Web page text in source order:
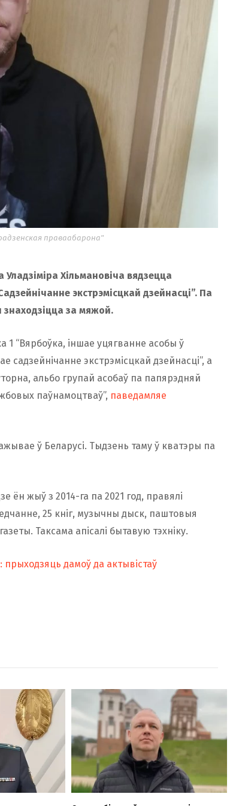
праваабарона"
Хільмановіча вядзецца
экстрэмісцкай дзейнасці”. Па
знаходзіцца за мяжой.
1 “Вярбоўка, іншае уцягванне асобы ў
садзейнічанне экстрэмісцкай дзейнасці”, а
альбо групай асобаў па папярэдняй
паўнамоцтваў”, паведамляе
ў Беларусі. Тыдзень таму ў кватэры па
ён жыў з 2014-га па 2021 год, правялі
25 кніг, музычны дыск, паштовыя
Таксама апісалі бытавую тэхніку.
дамоў да актывістаў